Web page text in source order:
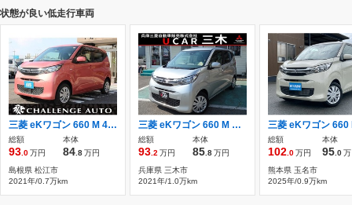
状態が良い低走行車両
三菱 eKワゴン 660 M 4WD ワンオーナー 4WD
総額
93 .0万円
本体
84 .8万円
島根県 松江市
2021年/0.7万km
三菱 eKワゴン 660 M CDチューナー 衝突被害軽減ブレーキ
総額
93 .2 万円
本体
85 .8万円
兵庫県 三木市
2021年/1.0万km
総額
102 .0万円
本体
95 .0
熊本県 玉名市
2025年/0.9万km